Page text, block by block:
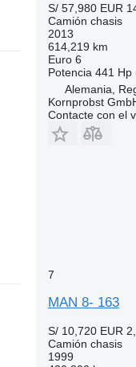
S/ 57,980 EUR
Camión chasis
2013
614,219 km
Euro 6
Potencia 441 Hp
Alemania,
Kornprobst
Contacte con el
7
MAN 8- 163
S/ 10,720 EUR
Camión chasis
1999